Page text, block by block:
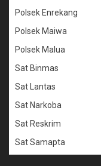
Polsek Enrekang
Polsek Maiwa
Polsek Malua
Sat Binmas
Sat Lantas
Sat Narkoba
Sat Reskrim
Sat Samapta